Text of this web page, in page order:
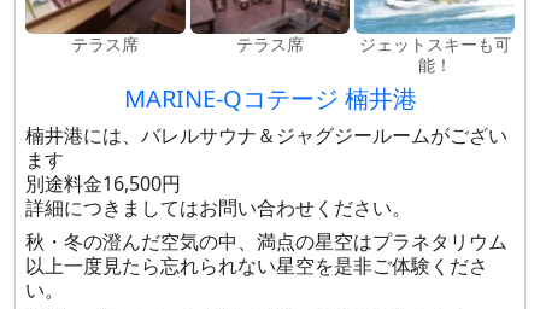
テラス席 テラス席
ジェットスキーも可
能！
MARINE-Qコテージ 楠井港
楠井港には、バレルサウナ＆ジャグジールームがござい
ます
別途料金16,500円
詳細につきましてはお問い合わせください。
秋・冬の澄んだ空気の中、満点の星空はプラネタリウム
以上一度見たら忘れられない星空を是非ご体験くださ
い。